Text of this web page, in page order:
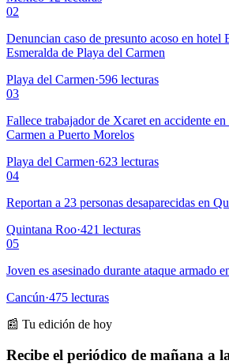
02
Denuncian caso de presunto acoso en hotel
Esmeralda de Playa del Carmen
Playa del Carmen·596 lecturas
03
Fallece trabajador de Xcaret en accidente
Carmen a Puerto Morelos
Playa del Carmen·623 lecturas
04
Reportan a 23 personas desaparecidas en
Quintana Roo·421 lecturas
05
Joven es asesinado durante ataque armado
Cancún·475 lecturas
📰 Tu edición de hoy
Recibe el periódico de mañana a